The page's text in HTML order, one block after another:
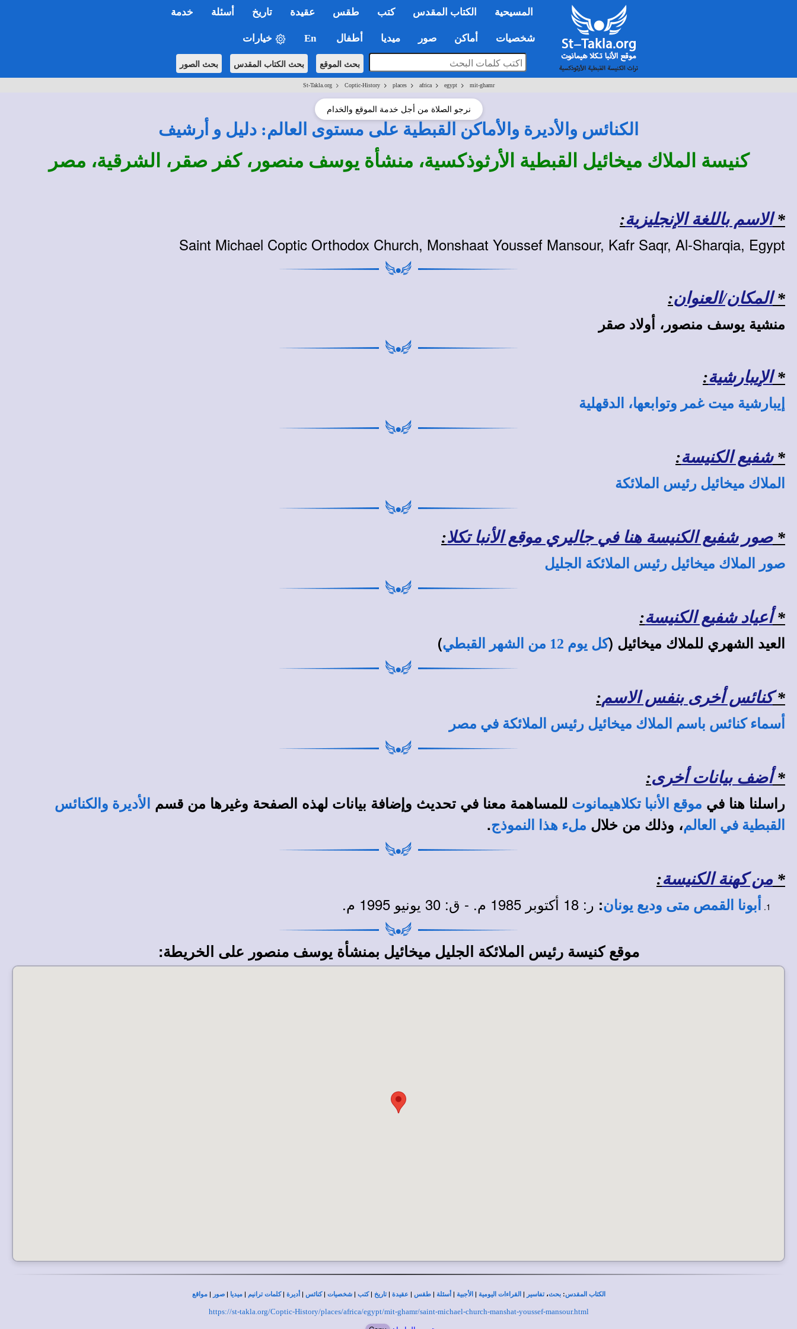
المسيحية الكتاب المقدس كتب طقس عقيدة تاريخ أسئلة خدمة
شخصيات أماكن صور ميديا أطفال En خيارات
بحث الموقع بحث الكتاب المقدس بحث الصور
St-Takla.org> Coptic-History> places> africa> egypt> mit-ghamr
نرجو الصلاة من أجل خدمة الموقع والخدام
الكنائس والأديرة والأماكن القبطية على مستوى العالم: دليل و أرشيف
كنيسة الملاك ميخائيل القبطية الأرثوذكسية، منشأة يوسف منصور، كفر صقر، الشرقية، مصر
*الاسم باللغة الإنجليزية:
Saint Michael Coptic Orthodox Church, Monshaat Youssef Mansour, Kafr Saqr, Al-Sharqia, Egypt
*المكان/العنوان:
منشية يوسف منصور، أولاد صقر
*الإيبارشية:
إيبارشية ميت غمر وتوابعها، الدقهلية
*شفيع الكنيسة:
الملاك ميخائيل رئيس الملائكة
*صور شفيع الكنيسة هنا في جاليري موقع الأنبا تكلا:
صور الملاك ميخائيل رئيس الملائكة الجليل
*أعياد شفيع الكنيسة:
العيد الشهري للملاك ميخائيل (كل يوم 12 من الشهر القبطي )
*كنائس أخرى بنفس الاسم:
أسماء كنائس باسم الملاك ميخائيل رئيس الملائكة في مصر
*أضف بيانات أخرى:
راسلنا هنا في موقع الأنبا تكلاهيمانوت للمساهمة معنا في تحديث وإضافة بيانات لهذه الصفحة وغيرها من قسم
الأديرة والكنائس
القبطية في العالم، وذلك من خلال ملء هذا النموذج.
* من كهنة الكنيسة:
أبونا القمص متى وديع يونان: ر: 18 أكتوبر 1985 م. - ق: 30 يونيو 1995 م.
موقع كنيسة رئيس الملائكة الجليل ميخائيل بمنشأة يوسف منصور على الخريطة:
الكتاب المقدس:بحث،تفاسير | القراءات اليومية | الأجبية | أسئلة |طقس | عقيدة |تاريخ |كتب |شخصيات |كنائس | أديرة |كلمات ترانيم |ميديا |صور |مواقع
https://st-takla.org/Coptic-History/places/africa/egypt/mit-ghamr/saint-michael-church-manshat-youssef-mansour.html